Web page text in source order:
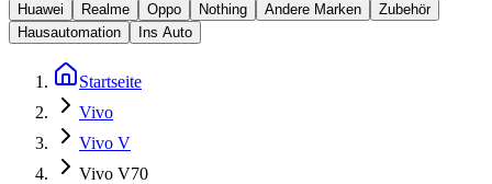
Huawei
Realme Oppo Nothing Andere Marken
Zubehör
Hausautomation
Ins Auto
Startseite
Vivo
Vivo V
Vivo V70